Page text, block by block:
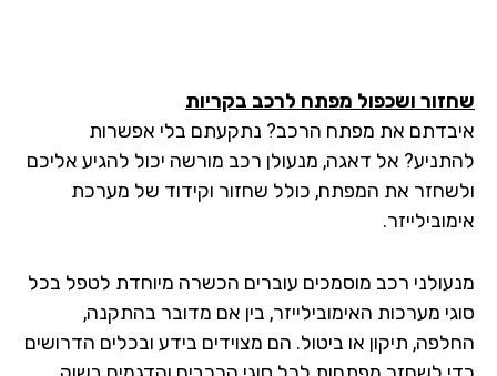
שחזור ושכפול מפתח לרכב בקריות
איבדתם את מפתח הרכב? נתקעתם בלי אפשרות
להתניע? אל דאגה, מנעולן רכב מורשה יכול להגיע אליכם
ולשחזר את המפתח, כולל שחזור וקידוד של מערכת
אימובילייזר.
מנעולני רכב מוסמכים עוברים הכשרה מיוחדת לטפל בכל
סוגי מערכות האימובילייזר, בין אם מדובר בהתקנה,
החלפה, תיקון או ביטול. הם מצוידים בידע ובכלים הדרושים